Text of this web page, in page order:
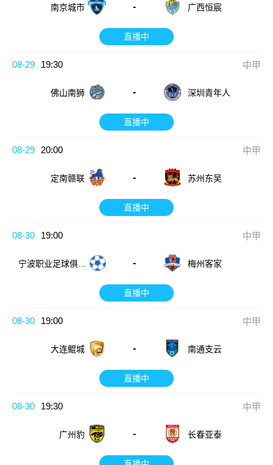
南京城市 - 广西恒宸
直播中
08-29 19:30 中甲
佛山南狮 - 深圳青年人
直播中
08-29 20:00 中甲
定南赣联 - 苏州东吴
直播中
08-30 19:00 中甲
宁波职业足球俱乐
- 梅州客家
直播中
08-30 19:00 中甲
大连鲲城 - 南通支云
直播中
08-30 19:30 中甲
广州豹 - 长春亚泰